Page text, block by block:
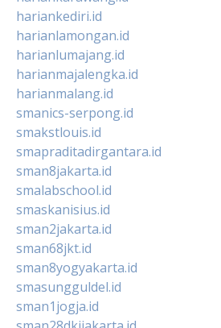
hariankediri.id
harianlamongan.id
harianlumajang.id
harianmajalengka.id
harianmalang.id
smanics-serpong.id
smakstlouis.id
smapraditadirgantara.id
sman8jakarta.id
smalabschool.id
smaskanisius.id
sman2jakarta.id
sman68jkt.id
sman8yogyakarta.id
smasungguldel.id
sman1jogja.id